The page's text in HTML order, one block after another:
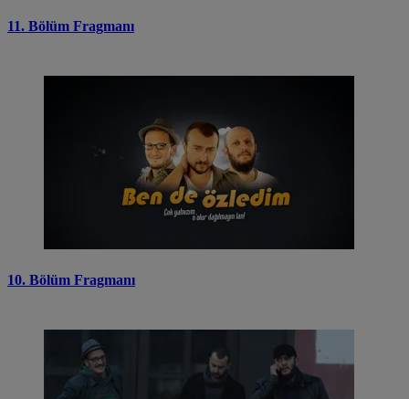
11. Bölüm Fragmanı
10. Bölüm Fragmanı